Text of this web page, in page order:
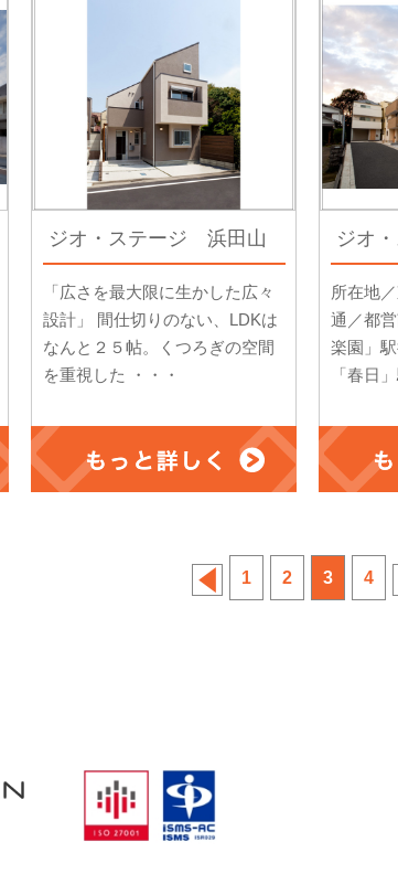
ジオ・ステージ 浜田山
「広さを最大限に生かした広々
設計」 間仕切りのない、LDKは
なんと２５帖。くつろぎの空間
を重視した ・・・
ジオ
所在地
通／都
楽園」
「春日
1 2 3 4